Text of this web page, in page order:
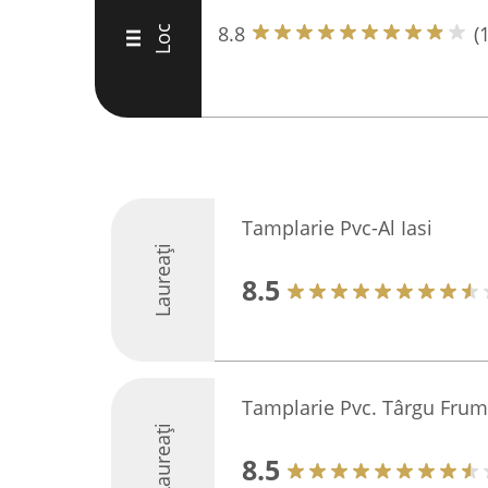
III Loc
8.8
Laureați
Tamplarie Pvc-Al Iasi
8.5
Laureați
Tamplarie Pvc. Târgu
8.5